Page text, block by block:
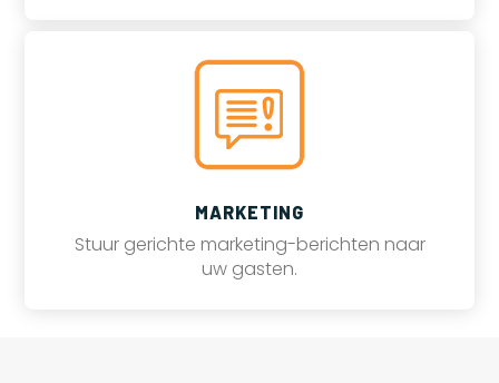
MARKETING
Stuur gerichte marketing-berichten naar
uw gasten.